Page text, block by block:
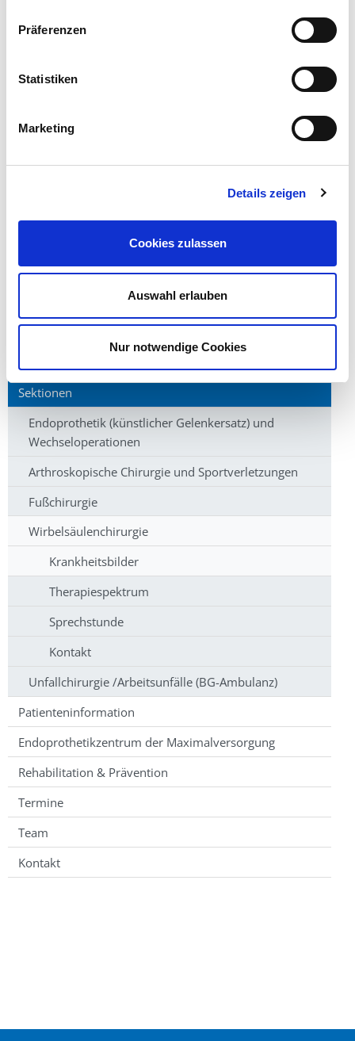
Präferenzen
Statistiken
Marketing
Details zeigen
Cookies zulassen
Auswahl erlauben
Nur notwendige Cookies
Spezialisierte Diagnostik bei Infektionen an der
Wirbelsäule
Interdisziplinäre Zusammenarbeit von Orthopädie,
Neurochirurgie und Infektiologie
Individuell abgestimmte konservative und operative
Therapiekonzepte
Nachsorge
Klinik für Orthopädie, Unfallchirurgie und
Sektionen
Endoprothetik (künstlicher Gelenkersatz) und
Wechseloperationen
Arthroskopische Chirurgie und Sportverletzungen
Fußchirurgie
Wirbelsäulenchirurgie
Krankheitsbilder
Therapiespektrum
Sprechstunde
Kontakt
Unfallchirurgie /Arbeitsunfälle (BG-Ambulanz)
Patienteninformation
Endoprothetikzentrum der Maximalversorgung
Rehabilitation & Prävention
Termine
Team
Kontakt